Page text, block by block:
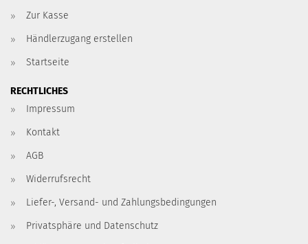
Zur Kasse
Händlerzugang erstellen
Startseite
RECHTLICHES
Impressum
Kontakt
AGB
Widerrufsrecht
Liefer-, Versand- und Zahlungsbedingungen
Privatsphäre und Datenschutz